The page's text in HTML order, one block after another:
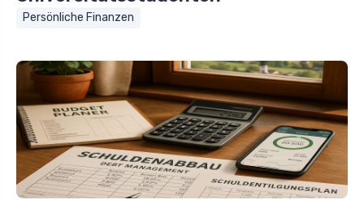
Persönliche Finanzen